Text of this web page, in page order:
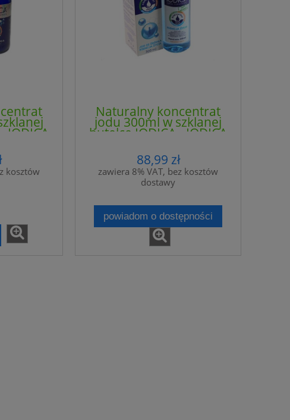
IODICA
kosztów
Naturalny koncentrat
jodu 300ml w szklanej
butelce IODICA - IODICA
88,99 zł
zawiera 8% VAT, bez kosztów
dostawy
powiadom o dostępności